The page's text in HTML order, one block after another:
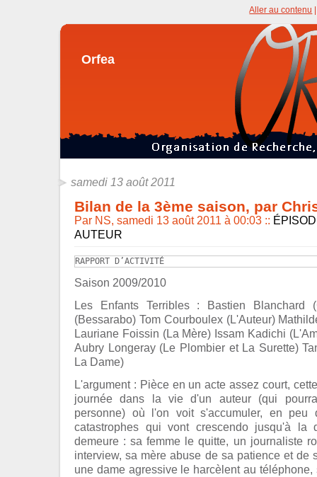
Orfea
Aller au contenu
samedi 13 août 2011
Bilan de la 3ème saison, par
Par NS, samedi 13 août 2011 à 00:03 ::
AUTEUR
RAPPORT D’ACTIVITÉ
Saison 2009/2010
Les Enfants Terribles : Bastien Blanchard
(Bessarabo) Tom Courboulex (L'Auteur)
Lauriane Foissin (La Mère) Issam Kadichi
Aubry Longeray (Le Plombier et La Surette)
La Dame)
L'argument : Pièce en un acte assez court,
journée dans la vie d'un auteur (qui
personne) où l'on voit s'accumuler, en
catastrophes qui vont crescendo jusqu'à la
demeure : sa femme le quitte, un journaliste
interview, sa mère abuse de sa patience et de
une dame agressive le harcèlent au